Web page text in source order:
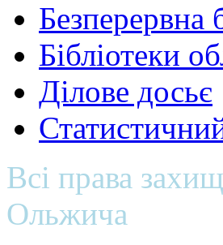
Безперервна
Бібліотеки
Ділове досьє
Всі права
Ольжича